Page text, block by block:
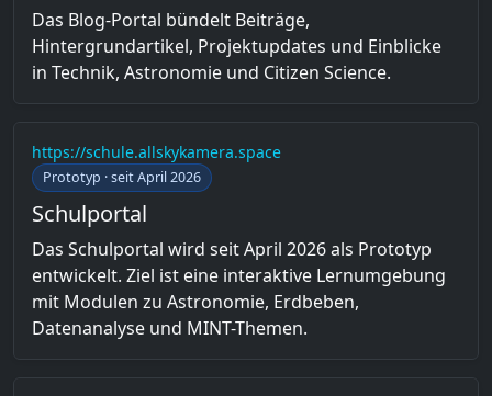
Das Blog-Portal bündelt Beiträge,
Hintergrundartikel, Projektupdates und Einblicke
in Technik, Astronomie und Citizen Science.
https://schule.allskykamera.space
Prototyp · seit April 2026
Schulportal
Das Schulportal wird seit April 2026 als Prototyp
entwickelt. Ziel ist eine interaktive Lernumgebung
mit Modulen zu Astronomie, Erdbeben,
Datenanalyse und MINT-Themen.